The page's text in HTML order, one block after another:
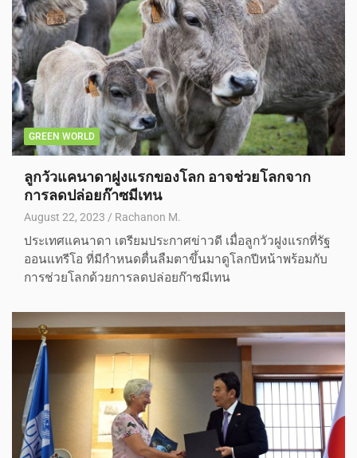
GREEN WORLD
ลูกวัวแคนาดาฝูงแรกของโลก อาจช่วยโลกจาก
การลดปล่อยก๊าซมีเทน
August 22, 2023 Rachanon M.
ประเทศแคนาดา เตรียมประกาศข่าวดี เมื่อลูกวัวฝูงแรกที่รัฐ
ออนแทรีโอ ที่มีกำหนดตื่นลืมตาขึ้นมาดูโลกปีหน้าพร้อมกับ
การช่วยโลกด้วยการลดปล่อยก๊าซมีเทน